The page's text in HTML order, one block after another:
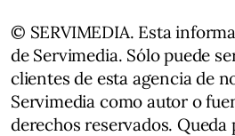
© SERVIMEDIA. Esta
de Servimedia. Sólo puede
clientes de esta agencia de
Servimedia como autor o
derechos reservados. Queda